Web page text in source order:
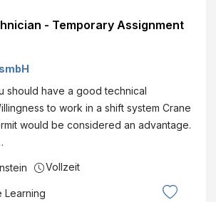
- Temporary Assignment
should have a good technical
to work in a shift system Crane
would be considered an advantage.
Vollzeit
Learning